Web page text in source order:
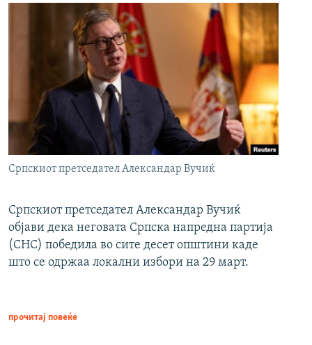
Српскиот претседател Александар Вучиќ
Српскиот претседател Александар Вучиќ
објави дека неговата Српска напредна партија
(СНС) победила во сите десет општини каде
што се одржаа локални избори на 29 март.
прочитај повеќе